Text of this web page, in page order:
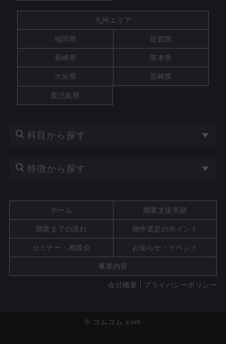
九州エリア
福岡県 佐賀県
長崎県 熊本県
大分県 宮崎県
鹿児島県
科目から探す
特徴から探す
ホーム 開業支援実績
開業までの流れ 物件選定のポイント
セミナー・相談会 お知らせ・イベント
事業内容
会社概要 プライバシーポリシー
© コムコム.com